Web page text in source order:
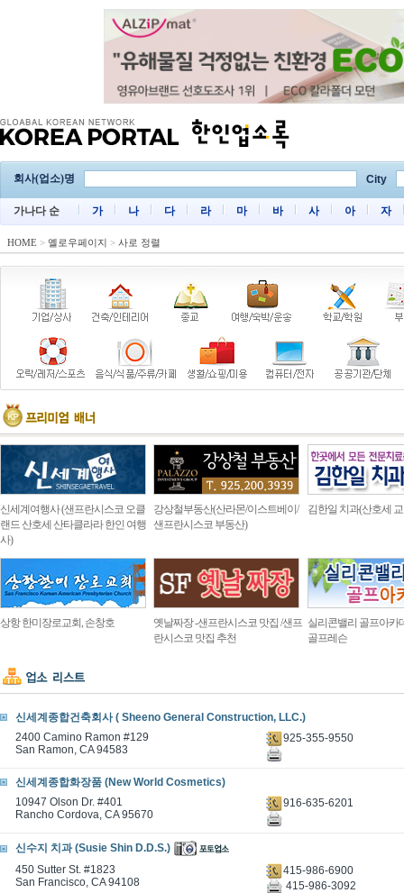
회사(업소)명 City
가나다 순 가 나 다 라 마 바 사 아 자
HOME > 옐로우페이지 > 사로 정렬
신세계여행사 (샌프란시스코 오클
랜드 산호세 산타클라라 한인 여행
사)
강상철부동산(산라몬/이스트베이/
샌프란시스코 부동산)
김한일 치과(산호세
상항 한미장로교회, 손창호
옛날짜장 -샌프란시스코 맛집 /샌프
란시스코 맛집 추천
실리콘밸리 골프아카
골프레슨
신세계종합건축회사 ( Sheeno General Construction, LLC.)
2400 Camino Ramon #129
San Ramon, CA 94583
925-355-9550
신세계종합화장품 (New World Cosmetics)
10947 Olson Dr. #401
Rancho Cordova, CA 95670
916-635-6201
신수지 치과 (Susie Shin D.D.S.)
450 Sutter St. #1823
San Francisco, CA 94108
415-986-6900
415-986-3092